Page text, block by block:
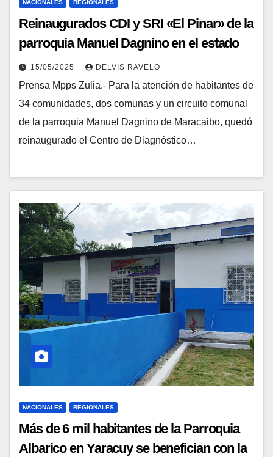
NACIONALES REGIONALES
Reinaugurados CDI y SRI «El Pinar» de la
parroquia Manuel Dagnino en el estado
Zulia
15/05/2025 DELVIS RAVELO
Prensa Mpps Zulia.- Para la atención de habitantes de
34 comunidades, dos comunas y un circuito comunal
de la parroquia Manuel Dagnino de Maracaibo, quedó
reinaugurado el Centro de Diagnóstico…
NACIONALES REGIONALES
Más de 6 mil habitantes de la Parroquia
Albarico en Yaracuy se benefician con la